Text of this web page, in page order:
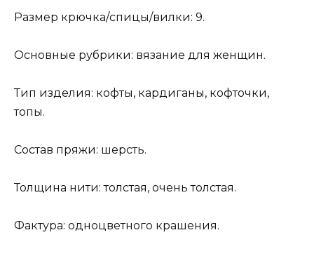
Размер крючка/спицы/вилки: 9.
Основные рубрики: вязание для женщин.
Тип изделия: кофты, кардиганы, кофточки,
топы.
Состав пряжи: шерсть.
Толщина нити: толстая, очень толстая.
Фактура: одноцветного крашения.